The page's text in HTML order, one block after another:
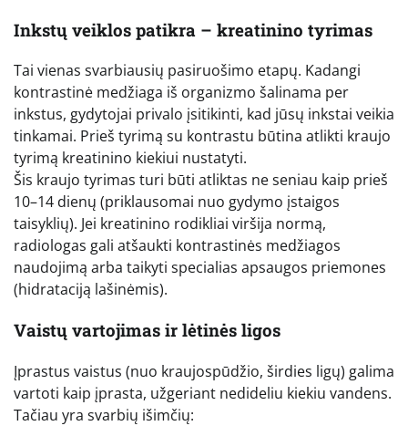
Inkstų veiklos patikra – kreatinino tyrimas
Tai vienas svarbiausių pasiruošimo etapų. Kadangi
kontrastinė medžiaga iš organizmo šalinama per
inkstus, gydytojai privalo įsitikinti, kad jūsų inkstai veikia
tinkamai. Prieš tyrimą su kontrastu būtina atlikti kraujo
tyrimą kreatinino kiekiui nustatyti.
Šis kraujo tyrimas turi būti atliktas ne seniau kaip prieš
10–14 dienų (priklausomai nuo gydymo įstaigos
taisyklių). Jei kreatinino rodikliai viršija normą,
radiologas gali atšaukti kontrastinės medžiagos
naudojimą arba taikyti specialias apsaugos priemones
(hidrataciją lašinėmis).
Vaistų vartojimas ir lėtinės ligos
Įprastus vaistus (nuo kraujospūdžio, širdies ligų) galima
vartoti kaip įprasta, užgeriant nedideliu kiekiu vandens.
Tačiau yra svarbių išimčių: